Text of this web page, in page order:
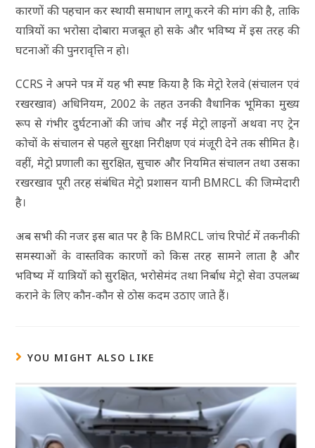
कारणों की पहचान कर स्थायी समाधान लागू करने की मांग की है, ताकि
यात्रियों का भरोसा दोबारा मजबूत हो सके और भविष्य में इस तरह की
घटनाओं की पुनरावृत्ति न हो।
CCRS ने अपने पत्र में यह भी स्पष्ट किया है कि मेट्रो रेलवे (संचालन एवं
रखरखाव) अधिनियम, 2002 के तहत उनकी वैधानिक भूमिका मुख्य
रूप से गंभीर दुर्घटनाओं की जांच और नई मेट्रो लाइनों अथवा नए ट्रेन
कोचों के संचालन से पहले सुरक्षा निरीक्षण एवं मंजूरी देने तक सीमित है।
वहीं, मेट्रो प्रणाली का सुरक्षित, सुचारु और नियमित संचालन तथा उसका
रखरखाव पूरी तरह संबंधित मेट्रो प्रशासन यानी BMRCL की जिम्मेदारी
है।
अब सभी की नजर इस बात पर है कि BMRCL जांच रिपोर्ट में तकनीकी
समस्याओं के वास्तविक कारणों को किस तरह सामने लाता है और
भविष्य में यात्रियों को सुरक्षित, भरोसेमंद तथा निर्बाध मेट्रो सेवा उपलब्ध
कराने के लिए कौन-कौन से ठोस कदम उठाए जाते हैं।
YOU MIGHT ALSO LIKE